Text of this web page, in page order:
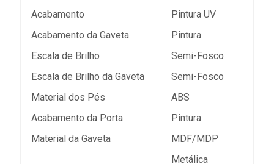
Acabamento
Pintura UV
Acabamento da Gaveta
Pintura
Escala de Brilho
Semi-Fosco
Escala de Brilho da Gaveta
Semi-Fosco
Material dos Pés
ABS
Acabamento da Porta
Pintura
Material da Gaveta
MDF/MDP
Metálica